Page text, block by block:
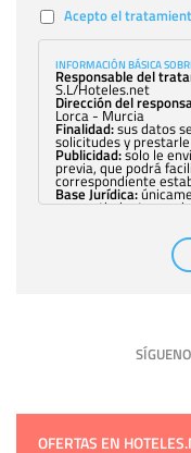
Acepto el
INFORMACIÓN BÁSICA
Responsable del
S.L/Hoteles.net
Dirección del
Lorca - Murcia
Finalidad:sus datos
solicitudes y
Publicidad:solo le
previa, que podrá
correspondiente
Base Jurídica:
consentimiento
con
nuestra entidad que
tener conocimiento
comunicarán datos
adicional y detallada
política de privacidad
OFERTAS EN